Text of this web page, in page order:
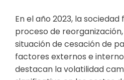
En el año 2023, la
proceso de
situación de cesación de
factores externos e
destacan la volatilidad